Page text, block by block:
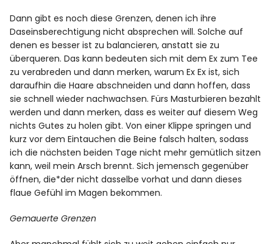
Dann gibt es noch diese Grenzen, denen ich ihre
Daseinsberechtigung nicht absprechen will. Solche auf
denen es besser ist zu balancieren, anstatt sie zu
überqueren. Das kann bedeuten sich mit dem Ex zum Tee
zu verabreden und dann merken, warum Ex Ex ist, sich
daraufhin die Haare abschneiden und dann hoffen, dass
sie schnell wieder nachwachsen. Fürs Masturbieren bezahlt
werden und dann merken, dass es weiter auf diesem Weg
nichts Gutes zu holen gibt. Von einer Klippe springen und
kurz vor dem Eintauchen die Beine falsch halten, sodass
ich die nächsten beiden Tage nicht mehr gemütlich sitzen
kann, weil mein Arsch brennt. Sich jemensch gegenüber
öffnen, die*der nicht dasselbe vorhat und dann dieses
flaue Gefühl im Magen bekommen.
Gemauerte Grenzen